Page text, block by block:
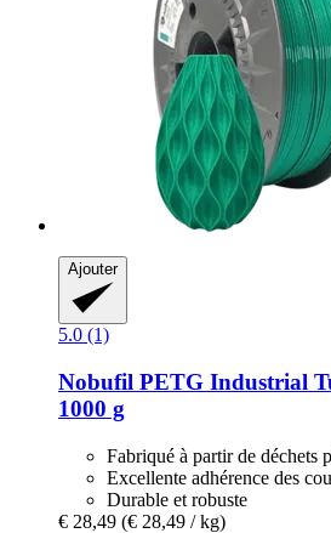
Ajouter
5.0 (1)
Nobufil PETG Industrial
1000 g
Fabriqué à partir de déchets
Excellente adhérence des
Durable et robuste
€ 28,49 (€ 28,49 / kg)